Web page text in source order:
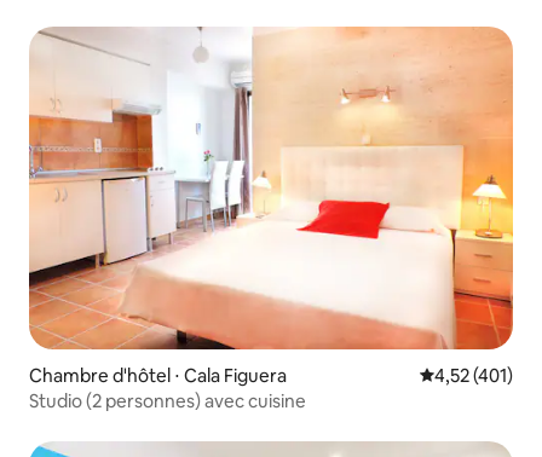
Chambre d'hôtel ⋅ Cala Figuera Évaluation
4,52 (401)
Studio (2 personnes) avec cuisine